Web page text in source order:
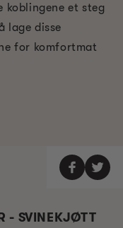
koblingene et steg
lage disse
for komfortmat
- SVINEKJØTT